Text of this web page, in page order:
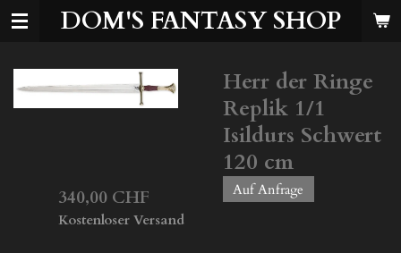
Zum
DOM'S FANTASY SHOP
Herr der Ringe
Replik 1/1
Isildurs Schwert
120 cm
Auf Anfrage
340,00 CHF
Kostenloser Versand